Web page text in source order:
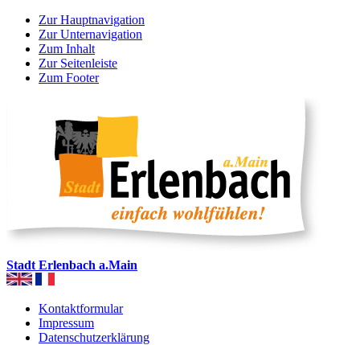
Zur Hauptnavigation
Zur Unternavigation
Zum Inhalt
Zur Seitenleiste
Zum Footer
Stadt Erlenbach a.Main
Kontaktformular
Impressum
Datenschutzerklärung